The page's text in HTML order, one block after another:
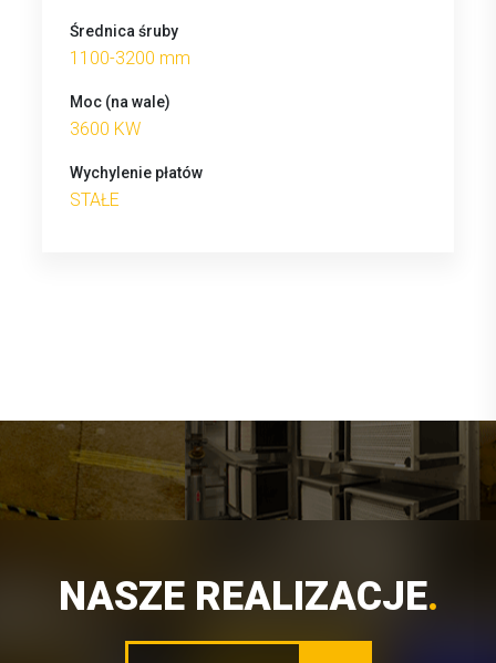
Średnica śruby
1100-3200 mm
Moc (na wale)
3600 KW
Wychylenie płatów
STAŁE
NASZE REALIZACJE.